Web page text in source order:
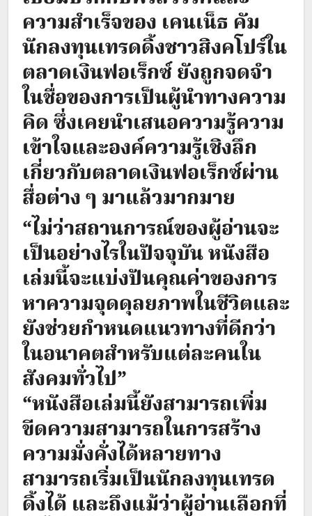
ความสำเร็จของ เคนเน็ธ คัม
นักลงทุนเทรดดิ้งชาวสิงคโปร์ใน
ตลาดเงินฟอเร็กซ์ ยังถูกจดจำ
ในชื่อของการเป็นผู้นำทางความ
คิด ซึ่งเคยนำเสนอความรู้ความ
เข้าใจและองค์ความรู้เชิงลึก
เกี่ยวกับตลาดเงินฟอเร็กซ์ผ่าน
สื่อต่าง ๆ มาแล้วมากมาย
“ไม่ว่าสถานการณ์ของผู้อ่านจะ
เป็นอย่างไรในปัจจุบัน หนังสือ
เล่มนี้จะแบ่งปันคุณค่าของการ
หาความจุดดุลยภาพในชีวิตและ
ยังช่วยกำหนดแนวทางที่ดีกว่า
ในอนาคตสำหรับแต่ละคนใน
สังคมทั่วไป”
“หนังสือเล่มนี้ยังสามารถเพิ่ม
ขีดความสามารถในการสร้าง
ความมั่งคั่งได้หลายทาง
สามารถเริ่มเป็นนักลงทุนเทรด
ดิ้งได้ และถึงแม้ว่าผู้อ่านเลือกที่